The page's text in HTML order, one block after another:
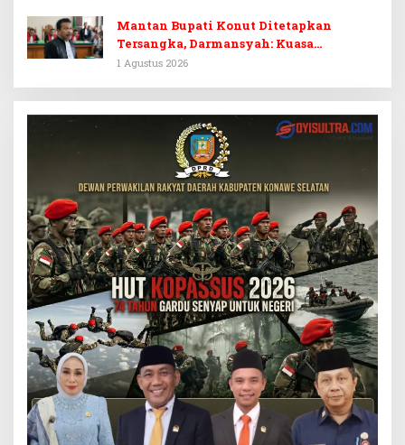
Mantan Bupati Konut Ditetapkan
Tersangka, Darmansyah: Kuasa
Hukumnya Diduga Kebingungan
1 Agustus 2026